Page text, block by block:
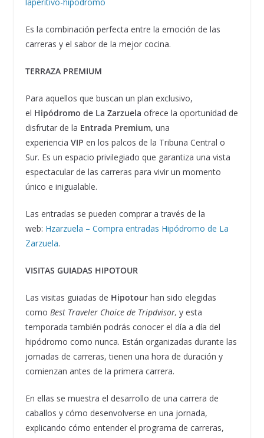
Es la combinación perfecta entre la emoción de las
carreras y el sabor de la mejor cocina.
TERRAZA PREMIUM
Para aquellos que buscan un plan exclusivo,
el Hipódromo de La Zarzuela ofrece la oportunidad de
disfrutar de la Entrada Premium, una
experiencia VIP en los palcos de la Tribuna Central o
Sur. Es un espacio privilegiado que garantiza una vista
espectacular de las carreras para vivir un momento
único e inigualable.
Las entradas se pueden comprar a través de la
web: Hzarzuela – Compra entradas Hipódromo de La
Zarzuela.
VISITAS GUIADAS HIPOTOUR
Las visitas guiadas de Hipotourhan sido elegidas
como Best Traveler Choice de Tripdvisor, y esta
temporada también podrás conocer el día a día del
hipódromo como nunca. Están organizadas durante las
jornadas de carreras, tienen una hora de duración y
comienzan antes de la primera carrera.
En ellas se muestra el desarrollo de una carrera de
caballos y cómo desenvolverse en una jornada,
explicando cómo entender el programa de carreras,